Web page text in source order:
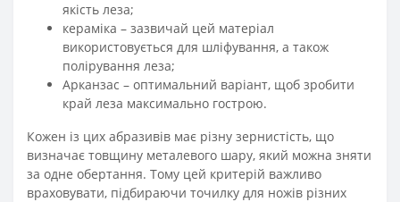
якість леза;
кераміка – зазвичай цей матеріал
використовується для шліфування, а також
полірування леза;
Арканзас – оптимальний варіант, щоб зробити
край леза максимально гострою.
Кожен із цих абразивів має різну зернистість, що
визначає товщину металевого шару, який можна зняти
за одне обертання. Тому цей критерій важливо
враховувати, підбираючи точилку для ножів різних